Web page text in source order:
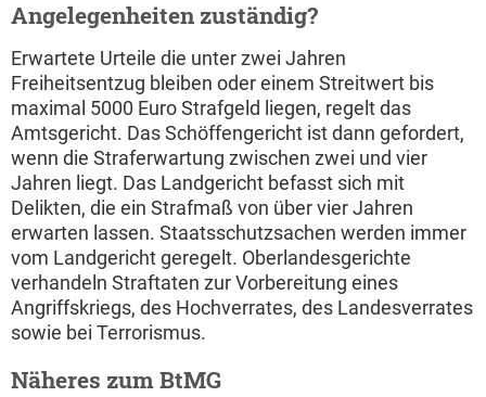
Angelegenheiten zuständig?
Erwartete Urteile die unter zwei Jahren
Freiheitsentzug bleiben oder einem Streitwert bis
maximal 5000 Euro Strafgeld liegen, regelt das
Amtsgericht. Das Schöffengericht ist dann gefordert,
wenn die Straferwartung zwischen zwei und vier
Jahren liegt. Das Landgericht befasst sich mit
Delikten, die ein Strafmaß von über vier Jahren
erwarten lassen. Staatsschutzsachen werden immer
vom Landgericht geregelt. Oberlandesgerichte
verhandeln Straftaten zur Vorbereitung eines
Angriffskriegs, des Hochverrates, des Landesverrates
sowie bei Terrorismus.
Näheres zum BtMG